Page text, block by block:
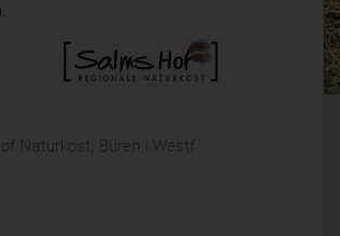
Naturkost, Büren i.Westf.